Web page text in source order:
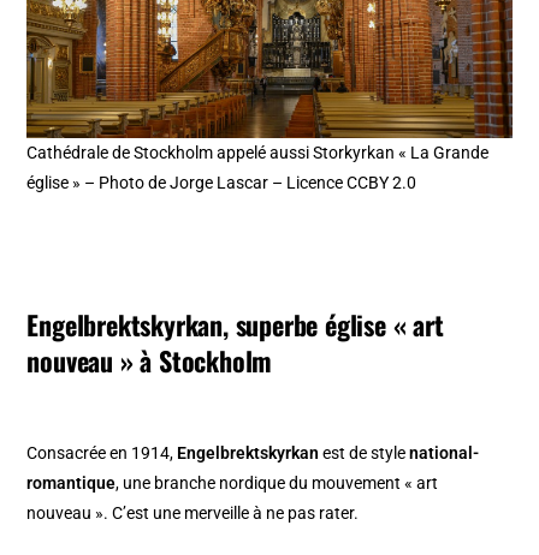
Cathédrale de Stockholm appelé aussi Storkyrkan « La Grande
église » – Photo de Jorge Lascar – Licence CCBY 2.0
Engelbrektskyrkan, superbe église « art
nouveau » à Stockholm
Consacrée en 1914, Engelbrektskyrkan est de stylenational-
romantique, une branche nordique du mouvement « art
nouveau ». C’est une merveille à ne pas rater.